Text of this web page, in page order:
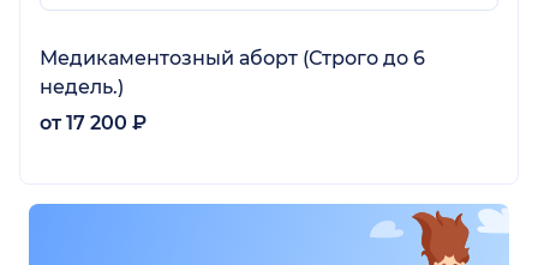
Медикаментозный аборт (Строго до 6
недель.)
от 17 200 ₽